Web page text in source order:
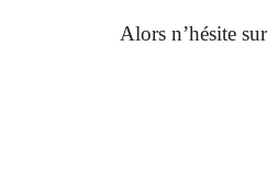
Alors n’hésite